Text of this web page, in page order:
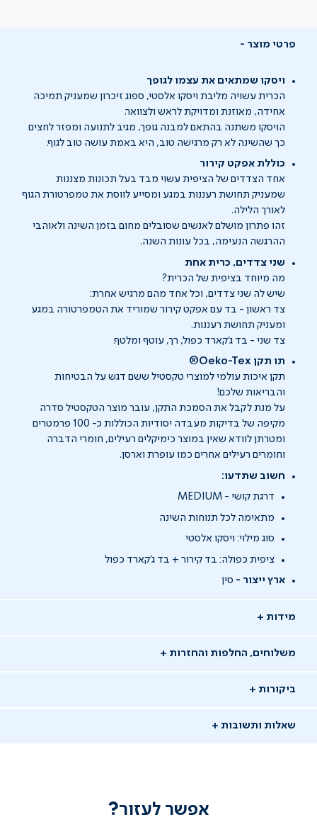
פרטי מוצר
מידות
משלוחים, החלפות והחזרות
ביקורות
שאלות ותשובות
ויסקו שמתאים את עצמו לגופך
הכרית עשויה מליבת ויסקו אלסטי, ספוג זיכרון שמעניק תמיכה
אחידה, מאוזנת ומדויקת לראש ולצוואר.
הויסקו משתנה בהתאם למבנה גופך, מגיב לתנועה ומפזר לחצים
כך שהשינה לא רק מרגישה טוב, היא באמת עושה טוב לגוף.
כוללת אפקט קירור
אחד הצדדים של הציפית עשוי מבד בעל תכונות מצננות
שמעניק תחושת רעננות במגע ומסייע לווסת את טמפרטורת הגוף
לאורך הלילה.
זהו פתרון מושלם לאנשים שסובלים מחום בזמן השינה ולאוהבי
ההרגשה הנעימה, בכל עונות השנה.
שני צדדים, כרית אחת
מה מיוחד בציפית של הכרית?
שיש לה שני צדדים, וכל אחד מהם מרגיש אחרת:
צד ראשון - בד עם אפקט קירור שמוריד את הטמפרטורה במגע
ומעניק תחושת רעננות.
צד שני - בד ג׳קארד כפול, רך, עוטף ומלטף.
תו תקן Oeko-Tex®
תקן איכות עולמי למוצרי טקסטיל ששם דגש על הבטיחות
והבריאות שלכם!
על מנת לקבל את הסמכת התקן, עובר מוצר הטקסטיל סדרה
מקיפה של בדיקות מעבדה יסודיות הכוללות כ- 100 פרמטרים
ומטרתן לוודא שאין במוצר כימיקלים רעילים, חומרי הדברה
וחומרים רעילים אחרים כמו עופרת וארסן.
חשוב שתדעו:
דרגת קושי - MEDIUM
מתאימה לכל תנוחות השינה
סוג מילוי: ויסקו אלסטי
ציפית כפולה: בד קירור + בד ג׳קארד כפול
ארץ ייצור - סין
אפשר לעזור?